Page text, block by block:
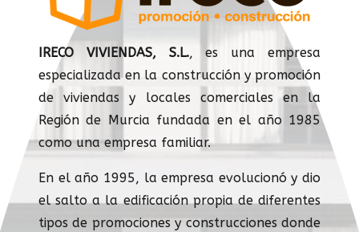
IRECO VIVIENDAS, S.L., es una empresa
especializada en la construcción y promoción
de viviendas y locales comerciales en la
Región de Murcia fundada en el año 1985
como una empresa familiar.
En el año 1995, la empresa evolucionó y dio
el salto a la edificación propia de diferentes
tipos de promociones y construcciones donde